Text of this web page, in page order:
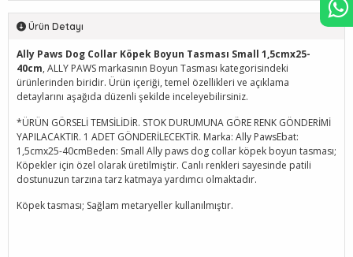
Ürün Detayı
Ally Paws Dog Collar Köpek Boyun Tasması Small 1,5cmx25-
40cm, ALLY PAWS markasının Boyun Tasması kategorisindeki
ürünlerinden biridir. Ürün içeriği, temel özellikleri ve açıklama
detaylarını aşağıda düzenli şekilde inceleyebilirsiniz.
*ÜRÜN GÖRSELİ TEMSİLİDİR. STOK DURUMUNA GÖRE RENK GÖNDERİMİ
YAPILACAKTIR. 1 ADET GÖNDERİLECEKTİR. Marka: Ally PawsEbat:
1,5cmx25-40cmBeden: Small Ally paws dog collar köpek boyun tasması;
Köpekler için özel olarak üretilmiştir. Canlı renkleri sayesinde patili
dostunuzun tarzına tarz katmaya yardımcı olmaktadır.
Köpek tasması; Sağlam metaryeller kullanılmıştır.